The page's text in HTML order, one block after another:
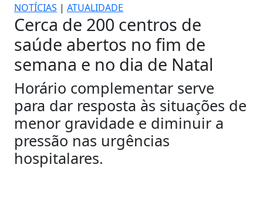
NOTÍCIAS | ATUALIDADE
Cerca de 200 centros de
saúde abertos no fim de
semana e no dia de Natal
Horário complementar serve
para dar resposta às situações de
menor gravidade e diminuir a
pressão nas urgências
hospitalares.